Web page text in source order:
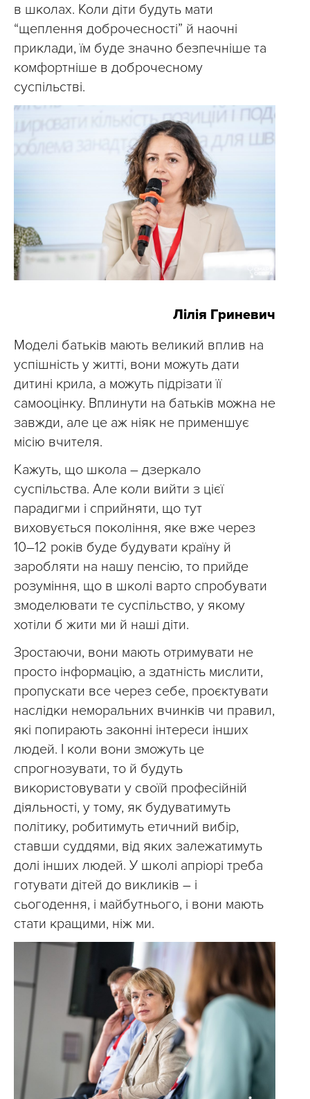
в школах. Коли діти будуть мати
“щеплення доброчесності” й наочні
приклади, їм буде значно безпечніше та
комфортніше в доброчесному
суспільстві.
Лілія Гриневич
Моделі батьків мають великий вплив на
успішність у житті, вони можуть дати
дитині крила, а можуть підрізати її
самооцінку. Вплинути на батьків можна не
завжди, але це аж ніяк не применшує
місію вчителя.
Кажуть, що школа – дзеркало
суспільства. Але коли вийти з цієї
парадигми і сприйняти, що тут
виховується покоління, яке вже через
10–12 років буде будувати країну й
заробляти на нашу пенсію, то прийде
розуміння, що в школі варто спробувати
змоделювати те суспільство, у якому
хотіли б жити ми й наші діти.
Зростаючи, вони мають отримувати не
просто інформацію, а здатність мислити,
пропускати все через себе, проєктувати
наслідки неморальних вчинків чи правил,
які попирають законні інтереси інших
людей. І коли вони зможуть це
спрогнозувати, то й будуть
використовувати у своїй професійній
діяльності, у тому, як будуватимуть
політику, робитимуть етичний вибір,
ставши суддями, від яких залежатимуть
долі інших людей. У школі апріорі треба
готувати дітей до викликів – і
сьогодення, і майбутнього, і вони мають
стати кращими, ніж ми.